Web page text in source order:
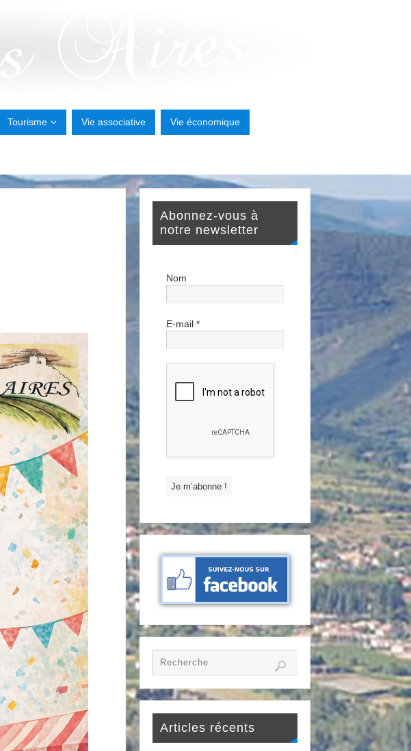
Tourisme Vie associative Vie économique
Abonnez-vous à
notre newsletter
Nom
E-mail*
Articles récents